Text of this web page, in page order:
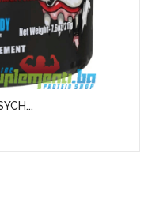
Lipo - 6 B...